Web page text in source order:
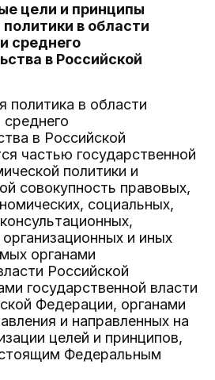
цели и принципы
в области
среднего
в Российской
политика в области
среднего
в Российской
частью государственной
политики и
совокупность правовых,
социальных,
и иных
органами
Российской
государственной власти
Федерации, органами
и направленных на
целей и принципов,
Федеральным